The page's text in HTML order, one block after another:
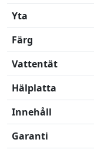
Yta
Färg
Vattentät
Hälplatta
Innehåll
Garanti